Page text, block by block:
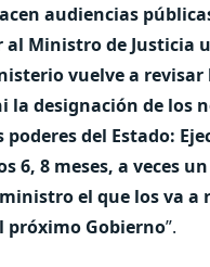
audiencias
al Ministro de
vuelve a
la designación de
del Estado:
6, 8 meses, a veces
el que los va
próximo Gobierno”.